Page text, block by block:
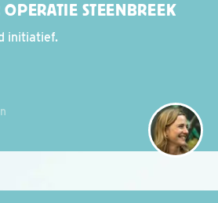
STEENBREEK
initiatief.